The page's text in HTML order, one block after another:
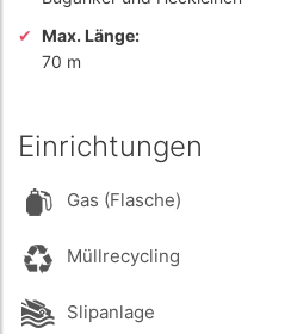
Max. Länge:
70 m
Einrichtungen
Gas (Flasche)
Müllrecycling
Slipanlage